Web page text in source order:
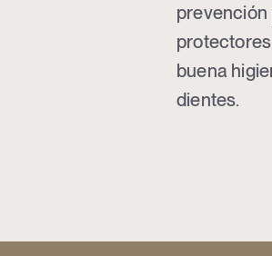
prevención
buena
dientes.